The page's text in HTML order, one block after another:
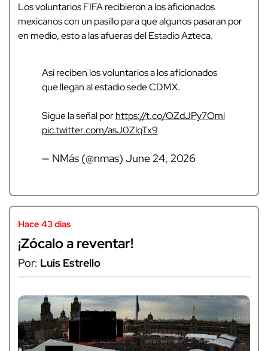
Los voluntarios FIFA recibieron a los aficionados
mexicanos con un pasillo para que algunos pasaran por
en medio, esto a las afueras del Estadio Azteca.
Así reciben los voluntarios a los aficionados
que llegan al estadio sede CDMX.
Sigue la señal porhttps://t.co/OZdJPy7Oml
pic.twitter.com/asJ0ZlqTx9
— NMás (@nmas) June 24, 2026
Hace 43 días
¡Zócalo a reventar!
Por: Luis Estrello